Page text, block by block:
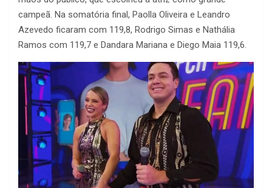
campeã. Na somatória final, Paolla Oliveira e Leandro
Azevedo ficaram com 119,8, Rodrigo Simas e Nathália
Ramos com 119,7 e Dandara Mariana e Diego Maia 119,6.